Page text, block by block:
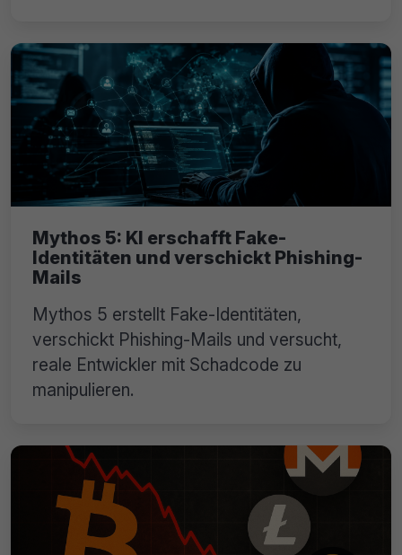
Mythos 5: KI erschafft Fake-
Identitäten und verschickt Phishing-
Mails
Mythos 5 erstellt Fake-Identitäten,
verschickt Phishing-Mails und versucht,
reale Entwickler mit Schadcode zu
manipulieren.